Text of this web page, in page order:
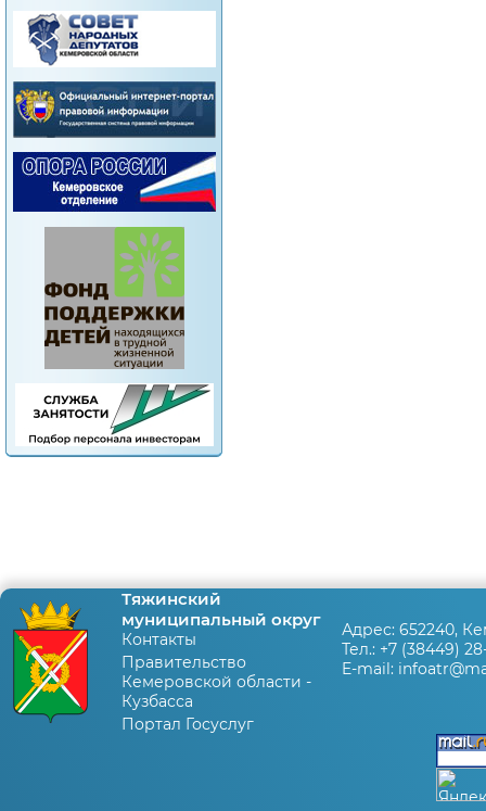
Тяжинский
муниципальный округ
Контакты
Правительство
Кемеровской области -
Кузбасса
Портал Госуслуг
Адрес: 652240,
Тел.: +7 (38449)
E-mail: